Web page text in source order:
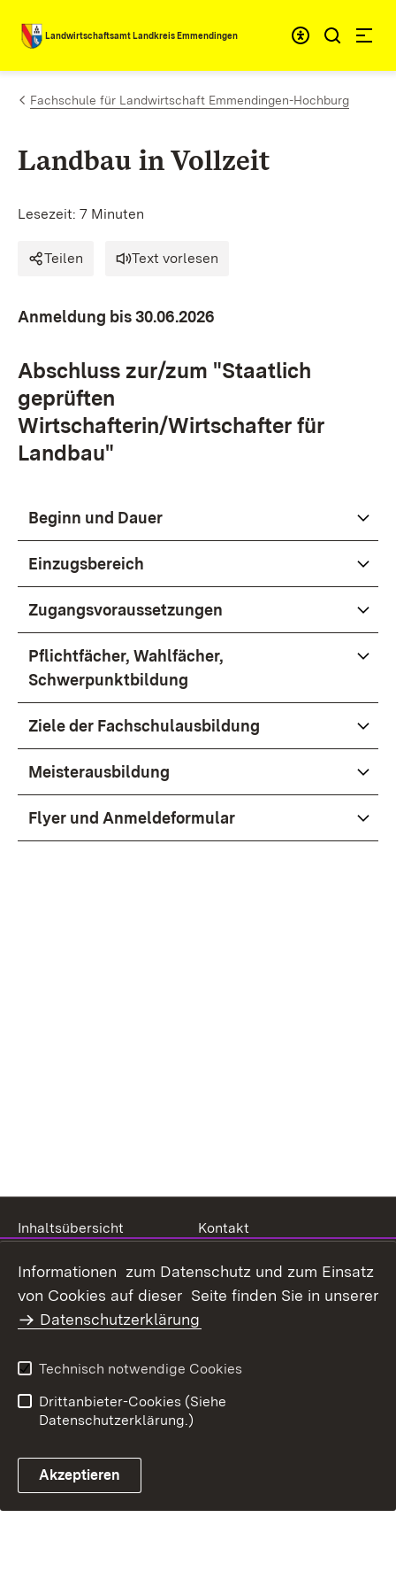
Zum Inhalt springen
Landwirtschaftsamt Landkreis Emmendingen
Fachschule für Landwirtschaft Emmendingen-Hochburg
Landbau in Vollzeit
Lesezeit: 7 Minuten
Teilen Text vorlesen
Anmeldung bis 30.06.2026
Abschluss zur/zum "Staatlich
geprüften
Wirtschafterin/Wirtschafter für
Landbau"
Beginn und Dauer
Einzugsbereich
Zugangsvoraussetzungen
Pflichtfächer, Wahlfächer,
Schwerpunktbildung
Ziele der Fachschulausbildung
Meisterausbildung
Flyer und Anmeldeformular
Inhaltsübersicht
Kontakt
Barrierefreiheit
Benutzungshinweise
Impressum
Informationen zum Datenschutz und zum Einsatz
von Cookies auf dieser Seite finden Sie in unserer
Datenschutzerklärung
Technisch notwendige Cookies
Drittanbieter-Cookies (Siehe
Datenschutzerklärung.)
Akzeptieren